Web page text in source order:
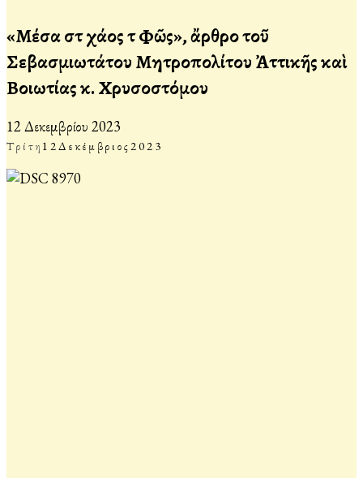
«Μέσα στὸ χάος τὸ Φῶς», ἄρθρο τοῦ
Σεβασμιωτάτου Μητροπολίτου Ἀττικῆς καὶ
Βοιωτίας κ. Χρυσοστόμου
12 Δεκεμβρίου 2023
Τρίτη 12Δεκέμβριος2023